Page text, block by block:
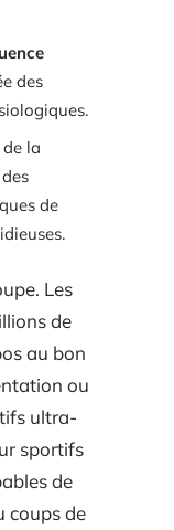
des
la
de
Les
de
au bon
ou
ultra-
sportifs
de
coups de